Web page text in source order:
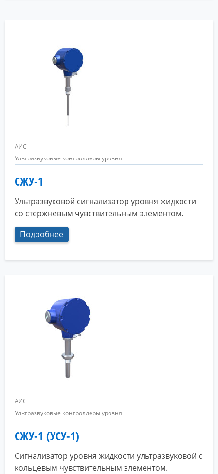
АИС
Ультразвуковые контроллеры уровня
СЖУ-1
Ультразвуковой сигнализатор уровня жидкости
со стержневым чувствительным элементом.
Подробнее
АИС
Ультразвуковые контроллеры уровня
СЖУ-1 (УСУ-1)
Сигнализатор уровня жидкости ультразвуковой с
кольцевым чувствительным элементом.